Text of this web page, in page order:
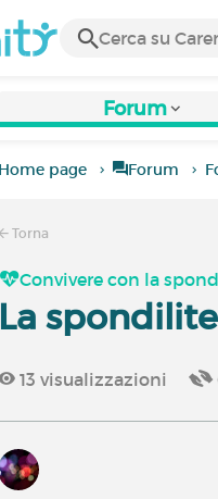
Forum
Home page Forum
Torna
Convivere con la
La
13 visualizzazioni